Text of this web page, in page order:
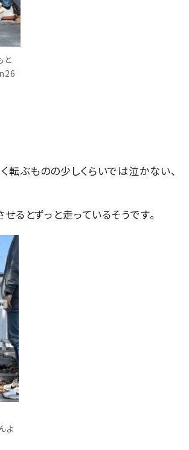
と
ぶものの少しくらいでは泣かない、
るとずっと走っているそうです。
よ